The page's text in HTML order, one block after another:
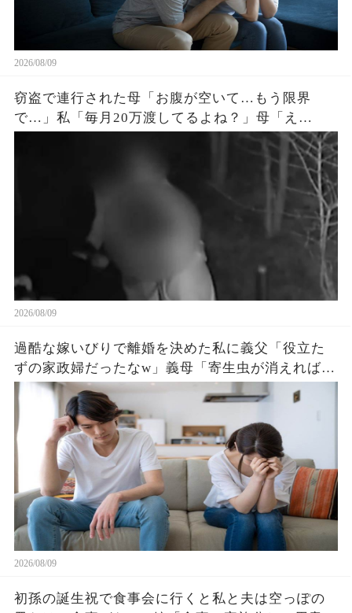
2026/08/09
窃盗で連行された母「お腹が空いて…もう限界
で…」私「毎月20万渡してるよね？」母「え
っ…？」➡通帳に映った“異常な引き出し額”に凍り
2026/08/09
過酷な嫁いびりで離婚を決めた私に義父「役立た
ずの家政婦だったなw」義母「寄生虫が消えれば家
が広くなるわ～w」直後、不動産屋に電話した私
「この土地建物、即売却で」「え」
2026/08/09
初孫の誕生祝で食事会に行くと私と夫は空っぽの